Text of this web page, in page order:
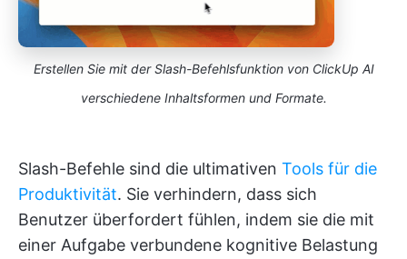
Erstellen Sie mit der Slash-Befehlsfunktion von ClickUp AI
verschiedene Inhaltsformen und Formate.
Slash-Befehle sind die ultimativen Tools für die
Produktivität. Sie verhindern, dass sich
Benutzer überfordert fühlen, indem sie die mit
einer Aufgabe verbundene kognitive Belastung